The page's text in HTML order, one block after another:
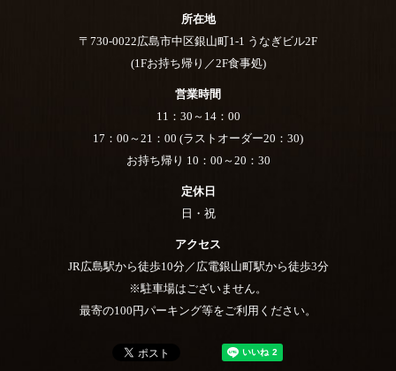
所在地
〒730-0022広島市中区銀山町1-1 うなぎビル2F
(1Fお持ち帰り／2F食事処)
営業時間
11：30～14：00
17：00～21：00 (ラストオーダー20：30)
お持ち帰り 10：00～20：30
定休日
日・祝
アクセス
JR広島駅から徒歩10分／広電銀山町駅から徒歩3分
※駐車場はございません。
最寄の100円パーキング等をご利用ください。